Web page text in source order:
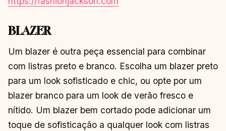
BLAZER
Um blazer é outra peça essencial para combinar
com listras preto e branco. Escolha um blazer preto
para um look sofisticado e chic, ou opte por um
blazer branco para um look de verão fresco e
nítido. Um blazer bem cortado pode adicionar um
toque de sofisticação a qualquer look com listras